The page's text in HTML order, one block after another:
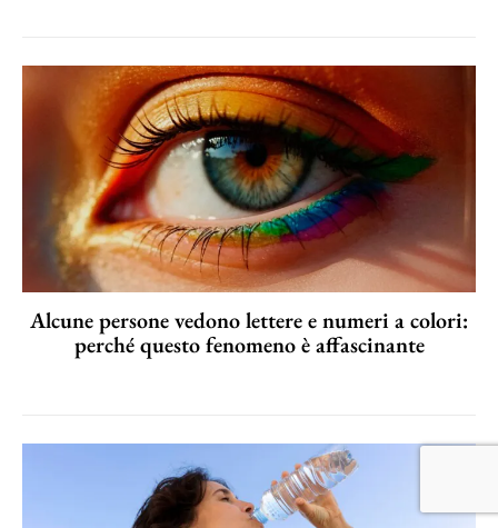
Alcune persone vedono lettere e numeri a colori:
perché questo fenomeno è affascinante